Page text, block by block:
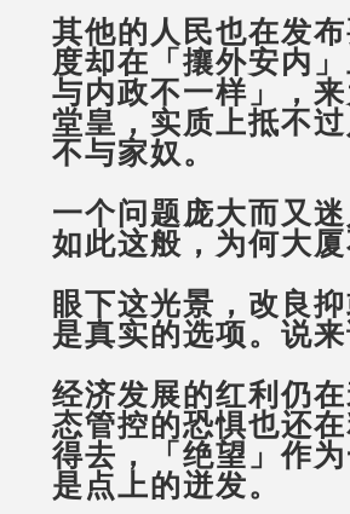
其他的人民也在发
度却在「攘外安内
与内政不一样」，
堂皇，实质上抵不
不与家奴。
一个问题庞大而又
如此这般，为何大厦
眼下这光景，改良
是真实的选项。说
经济发展的红利仍
态管控的恐惧也还
得去，「绝望」作
是点上的迸发。